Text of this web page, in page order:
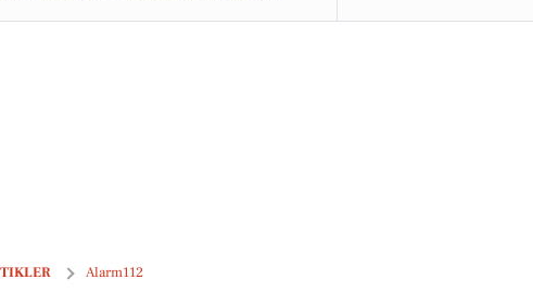
Alarm112
Ingen fartoverskridelser på Almindingsvej i Aakirkeby